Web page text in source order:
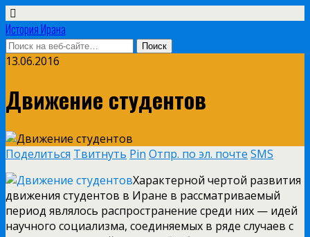
История Ирана
13.06.2016
Движение студентов
Поделиться Твитнуть Pin Отпр. по эл. почте SMS
Характерной чертой развития
движения студентов в Иране в рассматриваемый
период являлось распространение среди них — идей
научного социализма, соединяемых в ряде случаев с